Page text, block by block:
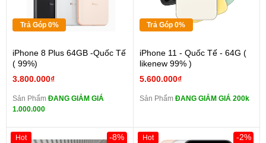
Trả Góp 0%
iPhone 8 Plus 64GB -Quốc Tế
( 99%)
3.800.000₫
Sản Phẩm ĐANG GIẢM GIÁ
1.000.000
Trả Góp 0%
iPhone 11 - Quốc Tế - 64G (
likenew 99% )
5.600.000₫
Sản Phẩm ĐANG GIẢM GIÁ 200k
-8%
Hot -2%
Hot